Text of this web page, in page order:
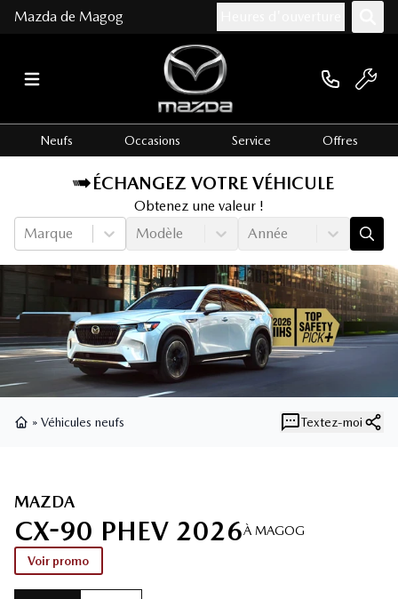
Mazda de Magog
Neufs Occasions Service Offres
ÉCHANGEZ VOTRE VÉHICULE
Obtenez une valeur !
Marque
Modèle Année
» Véhicules neufs Textez-moi
MAZDA
CX-90 PHEV 2026À MAGOG
Voir promo